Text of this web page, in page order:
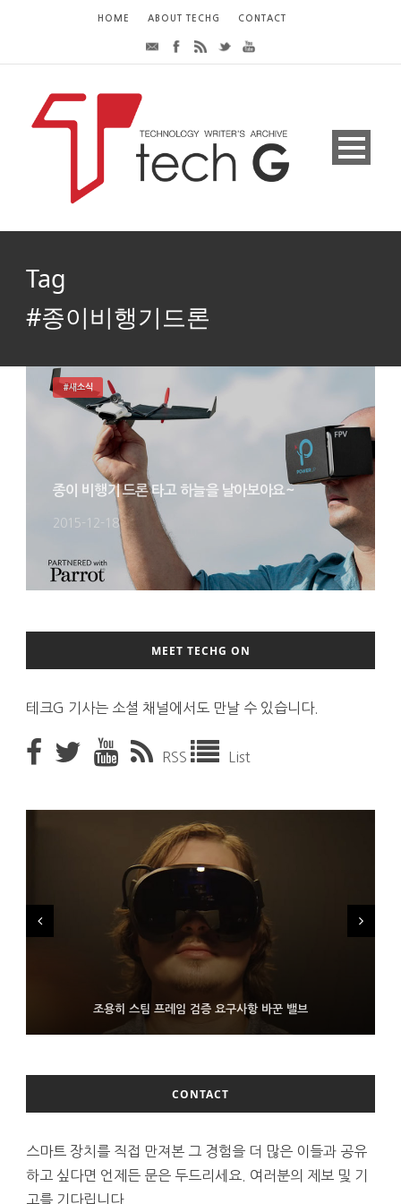
HOME ABOUT TECHG CONTACT
Tag
#종이비행기드론
종이 비행기 드론 타고 하늘을 날아보아요~
2015-12-18
#새소식
MEET TECHG ON
테크G 기사는 소셜 채널에서도 만날 수 있습니다.
RSS List
조용히 스팀 프레임 검증 요구사항 바꾼 밸브
9월 4일부터 서비스 접는 안드로이드 장치용 구글 어시스턴트
보인 삼성전자
CONTACT
스마트 장치를 직접 만져본 그 경험을 더 많은 이들과 공유
하고 싶다면 언제든 문은 두드리세요. 여러분의 제보 및 기
고를 기다립니다.